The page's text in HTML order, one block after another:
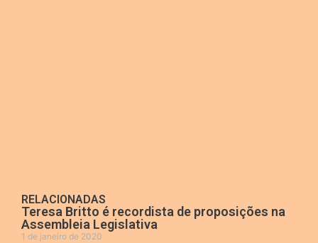
RELACIONADAS
Teresa Britto é recordista de proposições na
Assembleia Legislativa
1 de janeiro de 2020